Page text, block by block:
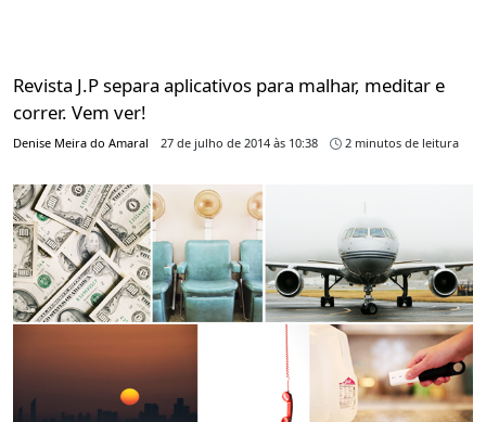
Revista J.P separa aplicativos para malhar, meditar e
correr. Vem ver!
Denise Meira do Amaral 27 de julho de 2014 às 10:38 2 minutos de leitura